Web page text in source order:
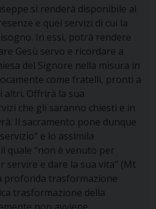
si renderà disponibile al
e quei servizi di cui la
In essi, potrà rendere
Gesù servo e ricordare a
del Signore nella misura in
come fratelli, pronti a
altri. Offrirà la sua
che gli saranno chiesti e in
Il sacramento pone dunque
e lo assimila
quale “non è venuto per
servire e dare la sua vita” (Mt
profonda trasformazione
trasformazione della